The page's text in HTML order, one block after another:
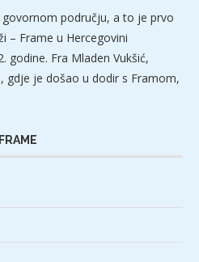
području, a to je prvo
– Frame u Hercegovini
godine. Fra Mladen Vukšić,
gdje je došao u dodir s Framom,
FRAME